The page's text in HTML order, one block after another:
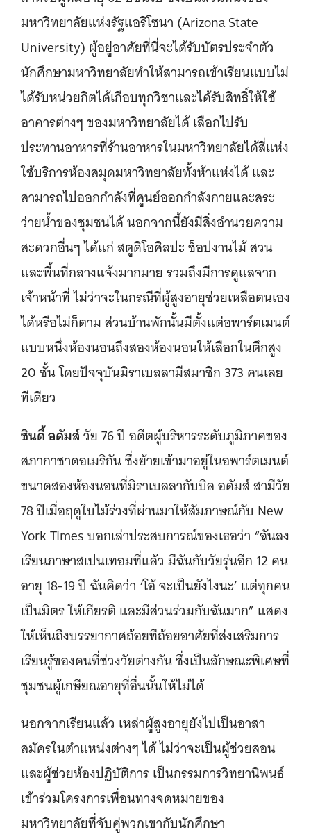
มหาวิทยาลัยแห่งรัฐแอริโซนา (Arizona State
University) ผู้อยู่อาศัยที่นี่จะได้รับบัตรประจำตัว
นักศึกษามหาวิทยาลัยทำให้สามารถเข้าเรียนแบบไม่
ได้รับหน่วยกิตได้เกือบทุกวิชาและได้รับสิทธิ์ให้ใช้
อาคารต่างๆ ของมหาวิทยาลัยได้ เลือกไปรับ
ประทานอาหารที่ร้านอาหารในมหาวิทยาลัยได้สี่แห่ง
ใช้บริการห้องสมุดมหาวิทยาลัยทั้งห้าแห่งได้ และ
สามารถไปออกกำลังที่ศูนย์ออกกำลังกายและสระ
ว่ายน้ำของชุมชนได้ นอกจากนี้ยังมีสิ่งอำนวยความ
สะดวกอื่นๆ ได้แก่ สตูดิโอศิลปะ ช็อปงานไม้ สวน
และพื้นที่กลางแจ้งมากมาย รวมถึงมีการดูแลจาก
เจ้าหน้าที่ ไม่ว่าจะในกรณีที่ผู้สูงอายุช่วยเหลือตนเอง
ได้หรือไม่ก็ตาม ส่วนบ้านพักนั้นมีตั้งแต่อพาร์ตเมนต์
แบบหนึ่งห้องนอนถึงสองห้องนอนให้เลือกในตึกสูง
20 ชั้น โดยปัจจุบันมิราเบลลามีสมาชิก 373 คนเลย
ทีเดียว
ซินดี้ อดัมส์วัย 76 ปี อดีตผู้บริหารระดับภูมิภาคของ
สภากาชาดอเมริกัน ซึ่งย้ายเข้ามาอยู่ในอพาร์ตเมนต์
ขนาดสองห้องนอนที่มิราเบลลากับบิล อดัมส์ สามีวัย
78 ปีเมื่อฤดูใบไม้ร่วงที่ผ่านมาให้สัมภาษณ์กับ New
York Times บอกเล่าประสบการณ์ของเธอว่า “ฉันลง
เรียนภาษาสเปนเทอมที่แล้ว มีฉันกับวัยรุ่นอีก 12 คน
อายุ 18-19 ปี ฉันคิดว่า ‘โอ้ จะเป็นยังไงนะ’ แต่ทุกคน
เป็นมิตร ให้เกียรติ และมีส่วนร่วมกับฉันมาก” แสดง
ให้เห็นถึงบรรยากาศถ้อยทีถ้อยอาศัยที่ส่งเสริมการ
เรียนรู้ของคนที่ช่วงวัยต่างกัน ซึ่งเป็นลักษณะพิเศษที่
ชุมชนผู้เกษียณอายุที่อื่นนั้นให้ไม่ได้
นอกจากเรียนแล้ว เหล่าผู้สูงอายุยังไปเป็นอาสา
สมัครในตำแหน่งต่างๆ ได้ ไม่ว่าจะเป็นผู้ช่วยสอน
และผู้ช่วยห้องปฏิบัติการ เป็นกรรมการวิทยานิพนธ์
เข้าร่วมโครงการเพื่อนทางจดหมายของ
มหาวิทยาลัยที่จับคู่พวกเขากับนักศึกษา